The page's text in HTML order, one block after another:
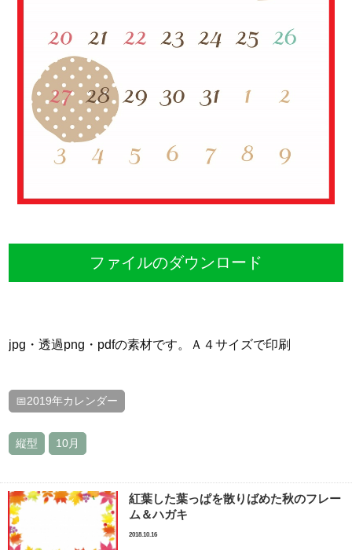
ファイルのダウンロード
jpg・透過png・pdfの素材です。Ａ４サイズで印刷
📅2019年カレンダー
縦型 10月
紅葉した葉っぱを散りばめた秋のフレー
ム＆ハガキ
2018.10.16